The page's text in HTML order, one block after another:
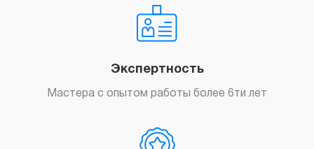
Экспертность
Мастера с опытом работы более 6ти лет